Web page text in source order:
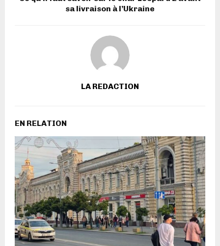
sa livraison à l’Ukraine
LA REDACTION
EN RELATION